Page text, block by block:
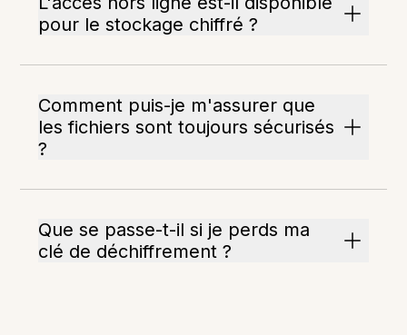
pour le stockage chiffré ?
Comment puis-je m'assurer que
les fichiers sont toujours sécurisés
?
Que se passe-t-il si je perds ma
clé de déchiffrement ?